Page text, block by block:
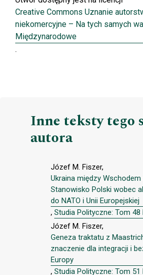
Creative Commons Uznanie
niekomercyjne – Na tych samych
Międzynarodowe
.
Inne teksty tego
autora
Józef M. Fiszer,
Ukraina między
Stanowisko Polski wobec
do NATO i Unii Europejskiej
, Studia Polityczne: Tom 48
Józef M. Fiszer,
Geneza traktatu z
znaczenie dla integracji i
Europy
, Studia Polityczne: Tom 51